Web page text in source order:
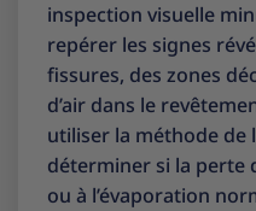
inspection visuelle
repérer les signes
fissures, des zones
d’air dans le
utiliser la méthode de
déterminer si la perte
ou à l’évaporation